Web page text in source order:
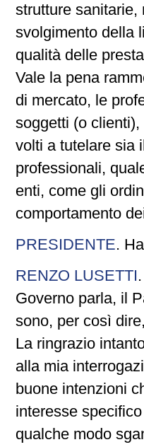
strutture sanitarie,
svolgimento della
qualità delle
Vale la pena
di mercato, le
soggetti (o
volti a tutelare sia
professionali,
enti, come gli
comportamento
PRESIDENTE.
RENZO LUSETTI
Governo parla, il
sono, per così
La ringrazio
alla mia
buone intenzioni
interesse
qualche modo